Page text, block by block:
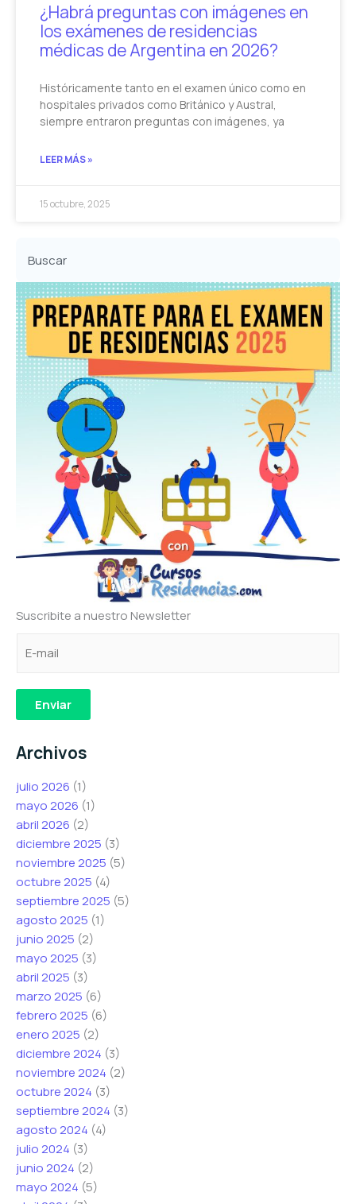
¿Habrá preguntas con imágenes en
los exámenes de residencias
médicas de Argentina en 2026?
Históricamente tanto en el examen único como en
hospitales privados como Británico y Austral,
siempre entraron preguntas con imágenes, ya
LEER MÁS »
15 octubre, 2025
Suscribite a nuestro Newsletter
e
e
e
c
t
r
ó
n
i
c
o
e
e
e
c
t
r
ó
n
i
c
o
C
o
r
r
e
o
e
e
e
c
t
r
ó
n
i
c
o
*
Enviar
Archivos
julio 2026 (1)
mayo 2026 (1)
abril 2026 (2)
diciembre 2025 (3)
noviembre 2025 (5)
octubre 2025 (4)
septiembre 2025 (5)
agosto 2025 (1)
junio 2025 (2)
mayo 2025 (3)
abril 2025 (3)
marzo 2025 (6)
febrero 2025 (6)
enero 2025 (2)
diciembre 2024 (3)
noviembre 2024 (2)
octubre 2024 (3)
septiembre 2024 (3)
agosto 2024 (4)
julio 2024 (3)
junio 2024 (2)
mayo 2024 (5)